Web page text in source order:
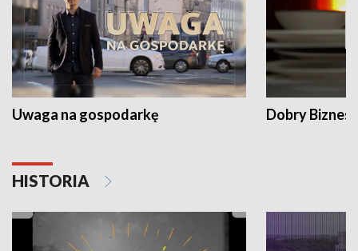
Uwaga na gospodarkę Dobry Biznes
HISTORIA